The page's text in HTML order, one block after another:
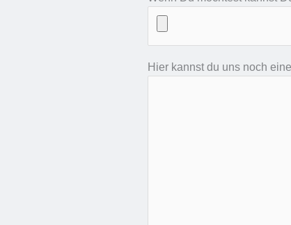
Hier kannst du uns noch